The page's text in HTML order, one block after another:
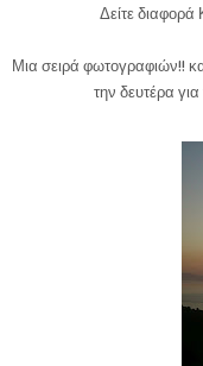
Δείτε
Μια σειρά φωτογραφιών!!
την δευτέρα